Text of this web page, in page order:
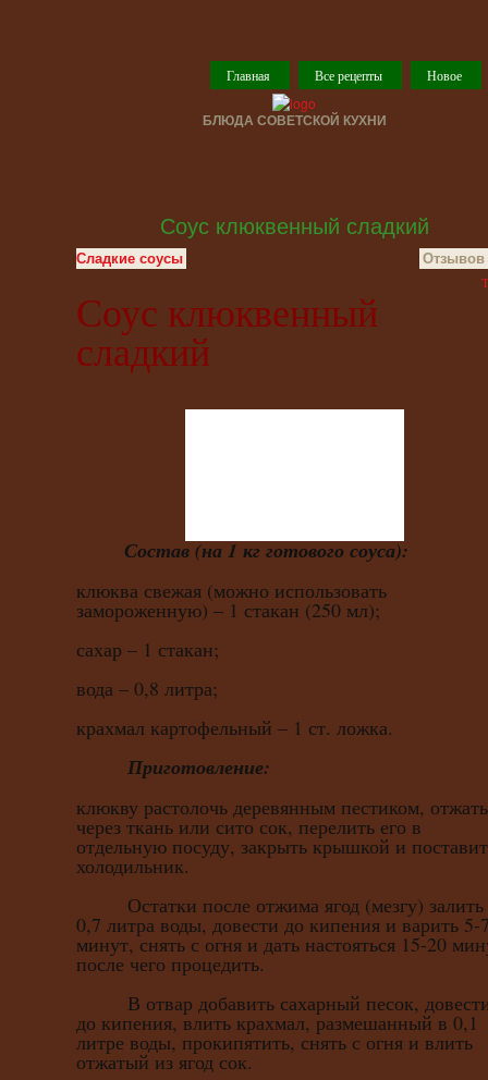
Главная Все рецепты Новое
БЛЮДА СОВЕТСКОЙ КУХНИ
Соус клюквенный сладкий
Сладкие соусы Отзывов
Соус клюквенный
сладкий
Состав (на 1 кг готового соуса):
клюква свежая (можно использовать
замороженную) – 1 стакан (250 мл);
сахар – 1 стакан;
вода – 0,8 литра;
крахмал картофельный – 1 ст. ложка.
Приготовление:
клюкву растолочь деревянным пестиком, отжать
через ткань или сито сок, перелить его в
отдельную посуду, закрыть крышкой и
холодильник.
Остатки после отжима ягод (мезгу) залить
0,7 литра воды, довести до кипения и варить 5-
минут, снять с огня и дать настояться 15-20
после чего процедить.
В отвар добавить сахарный песок,
до кипения, влить крахмал, размешанный в 0,1
литре воды, прокипятить, снять с огня и влить
отжатый из ягод сок.